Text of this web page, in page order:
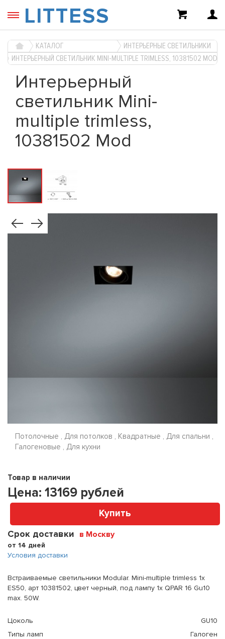
LITTESS
КАТАЛОГ
ИНТЕРЬЕРНЫЕ СВЕТИЛЬНИКИ
ИНТЕРЬЕРНЫЙ СВЕТИЛЬНИК MINI-MULTIPLE TRIMLESS, 10381502 MOD
Интерьерный
светильник Mini-
multiple trimless,
10381502 Mod
Потолочные , Для потолков , Квадратные , Для спальни ,
Галогеновые , Для кухни
Товар в наличии
Цена: 13169 рублей
Купить
Срок доставки в Москву
от 14 дней
Условия доставки
Встраиваемые светильники Modular. Mini-multiple trimless 1x
ES50, арт 10381502, цвет черный, под лампу 1x QPAR 16 Gu10
max. 50W.
Цоколь
GU10
Типы ламп
Галоген